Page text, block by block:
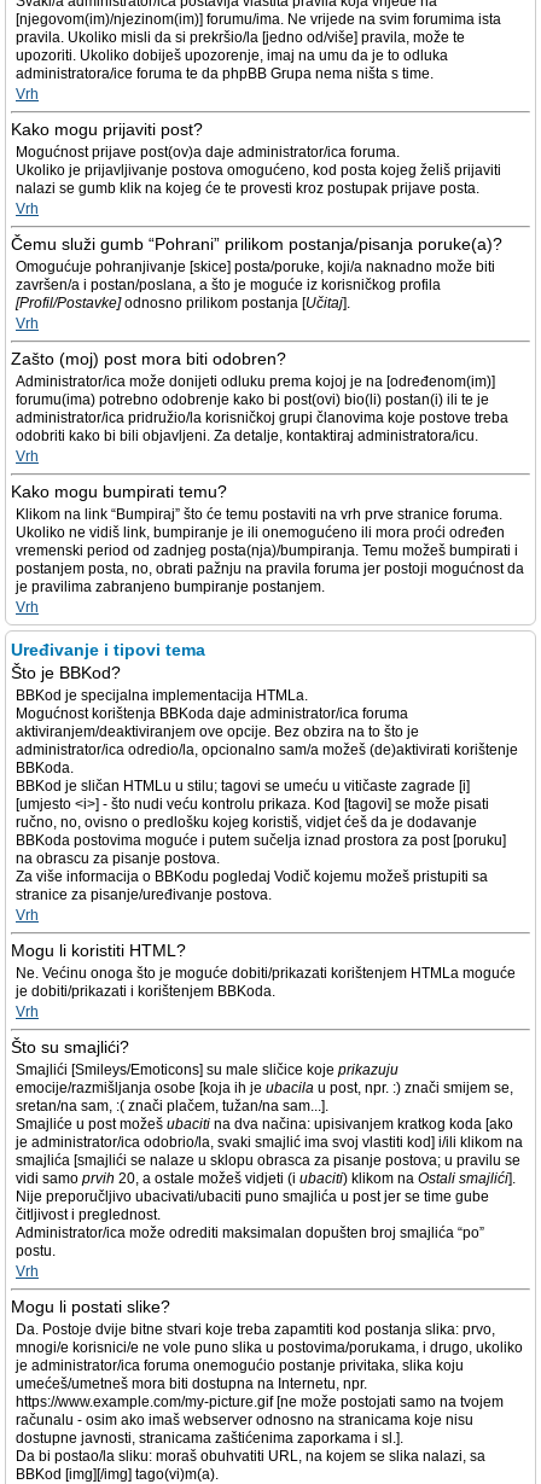
[njegovom(im)/njezinom(im)] forumu/ima. Ne vrijede na svim forumima ista
pravila. Ukoliko misli da si prekršio/la [jedno od/više] pravila, može te
upozoriti. Ukoliko dobiješ upozorenje, imaj na umu da je to odluka
administratora/ice foruma te da phpBB Grupa nema ništa s time.
Vrh
Kako mogu prijaviti post?
Mogućnost prijave post(ov)a daje administrator/ica foruma.
Ukoliko je prijavljivanje postova omogućeno, kod posta kojeg želiš prijaviti
nalazi se gumb klik na kojeg će te provesti kroz postupak prijave posta.
Vrh
Čemu služi gumb “Pohrani” prilikom postanja/pisanja poruke(a)?
Omogućuje pohranjivanje [skice] posta/poruke, koji/a naknadno može biti
završen/a i postan/poslana, a što je moguće iz korisničkog profila
[Profil/Postavke]odnosno prilikom postanja [Učitaj].
Vrh
Zašto (moj) post mora biti odobren?
Administrator/ica može donijeti odluku prema kojoj je na [određenom(im)]
forumu(ima) potrebno odobrenje kako bi post(ovi) bio(li) postan(i) ili te je
administrator/ica pridružio/la korisničkoj grupi članovima koje postove treba
odobriti kako bi bili objavljeni. Za detalje, kontaktiraj administratora/icu.
Vrh
Kako mogu bumpirati temu?
Klikom na link “Bumpiraj” što će temu postaviti na vrh prve stranice foruma.
Ukoliko ne vidiš link, bumpiranje je ili onemogućeno ili mora proći određen
vremenski period od zadnjeg posta(nja)/bumpiranja. Temu možeš bumpirati i
postanjem posta, no, obrati pažnju na pravila foruma jer postoji mogućnost da
je pravilima zabranjeno bumpiranje postanjem.
Vrh
Uređivanje i tipovi tema
Što je BBKod?
BBKod je specijalna implementacija HTMLa.
Mogućnost korištenja BBKoda daje administrator/ica foruma
aktiviranjem/deaktiviranjem ove opcije. Bez obzira na to što je
administrator/ica odredio/la, opcionalno sam/a možeš (de)aktivirati korištenje
BBKoda.
BBKod je sličan HTMLu u stilu; tagovi se umeću u vitičaste zagrade [i]
[umjesto <i>] - što nudi veću kontrolu prikaza. Kod [tagovi] se može pisati
ručno, no, ovisno o predlošku kojeg koristiš, vidjet ćeš da je dodavanje
BBKoda postovima moguće i putem sučelja iznad prostora za post [poruku]
na obrascu za pisanje postova.
Za više informacija o BBKodu pogledaj Vodič kojemu možeš pristupiti sa
stranice za pisanje/uređivanje postova.
Vrh
Mogu li koristiti HTML?
Ne. Većinu onoga što je moguće dobiti/prikazati korištenjem HTMLa moguće
je dobiti/prikazati i korištenjem BBKoda.
Vrh
Što su smajlići?
Smajlići [Smileys/Emoticons] su male sličice koje prikazuju
emocije/razmišljanja osobe [koja ih je ubacila u post, npr. :) znači smijem se,
sretan/na sam, :( znači plačem, tužan/na sam...].
Smajliće u post možeš ubaciti na dva načina: upisivanjem kratkog koda [ako
je administrator/ica odobrio/la, svaki smajlić ima svoj vlastiti kod] i/ili klikom na
smajlića [smajlići se nalaze u sklopu obrasca za pisanje postova; u pravilu se
vidi samo prvih 20, a ostale možeš vidjeti (i ubaciti) klikom na Ostali smajlići].
Nije preporučljivo ubacivati/ubaciti puno smajlića u post jer se time gube
čitljivost i preglednost.
Administrator/ica može odrediti maksimalan dopušten broj smajlića “po”
postu.
Vrh
Mogu li postati slike?
Da. Postoje dvije bitne stvari koje treba zapamtiti kod postanja slika: prvo,
mnogi/e korisnici/e ne vole puno slika u postovima/porukama, i drugo, ukoliko
je administrator/ica foruma onemogućio postanje privitaka, slika koju
umećeš/umetneš mora biti dostupna na Internetu, npr.
https://www.example.com/my-picture.gif [ne može postojati samo na tvojem
računalu - osim ako imaš webserver odnosno na stranicama koje nisu
dostupne javnosti, stranicama zaštićenima zaporkama i sl.].
Da bi postao/la sliku: moraš obuhvatiti URL, na kojem se slika nalazi, sa
BBKod [img][/img] tago(vi)m(a).